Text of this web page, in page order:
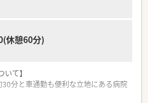
休憩60分)
て】
分と車通勤も便利な立地にある病院